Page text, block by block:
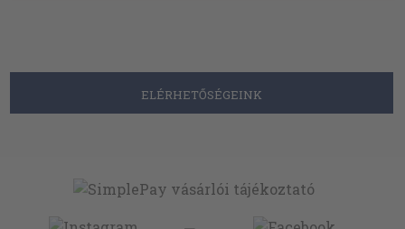
ELÉRHETŐSÉGEINK